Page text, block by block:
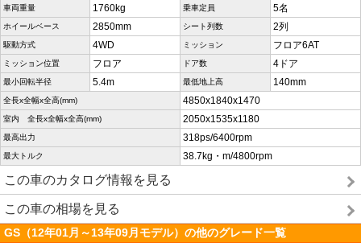
車両重量 1760kg 乗車定員 5名
ホイールベース 2850mm シート列数 2列
駆動方式 4WD ミッション フロア6AT
ミッション位置 フロア ドア数 4ドア
最小回転半径 5.4m 最低地上高 140mm
全長x全幅x全高(mm) 4850x1840x1470
室内 全長x全幅x全高(mm) 2050x1535x1180
最高出力 318ps/6400rpm
最大トルク 38.7kg・m/4800rpm
この車のカタログ情報を見る
この車の相場を見る
GS（12年01月～13年09月モデル）の他のグレード一覧